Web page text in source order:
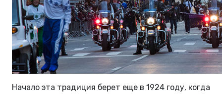
Начало эта традиция берет еще в 1924 году, когда